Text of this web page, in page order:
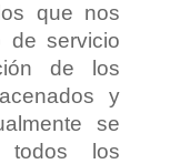
que nos
de servicio
de los
y
se
todos los